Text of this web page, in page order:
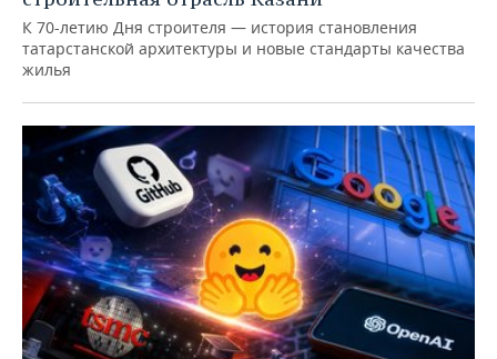
К 70-летию Дня строителя — история становления
татарстанской архитектуры и новые стандарты качества
жилья